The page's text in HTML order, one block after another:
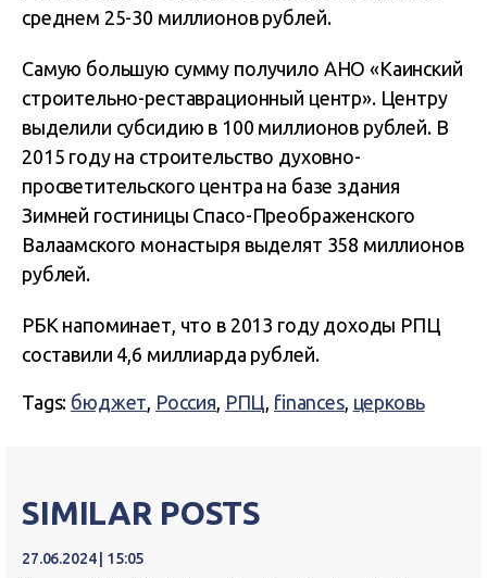
среднем 25-30 миллионов рублей.
Самую большую сумму получило АНО «Каинский
строительно-реставрационный центр». Центру
выделили субсидию в 100 миллионов рублей. В
2015 году на строительство духовно-
просветительского центра на базе здания
Зимней гостиницы Спасо-Преображенского
Валаамского монастыря выделят 358 миллионов
рублей.
РБК напоминает, что в 2013 году доходы РПЦ
составили 4,6 миллиарда рублей.
Tags: бюджет, Россия, РПЦ, finances, церковь
SIMILAR POSTS
27.06.2024 | 15:05